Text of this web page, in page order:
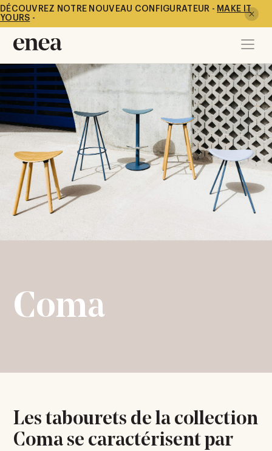
DÉCOUVREZ NOTRE NOUVEAU CONFIGURATEUR - MAKE IT
YOURS -
Coma
Les tabourets de la collection
Coma se caractérisent par